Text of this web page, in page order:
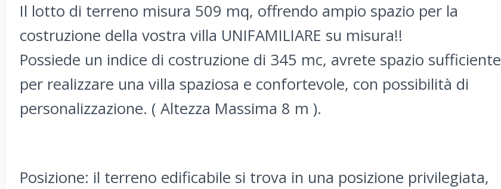
Il lotto di terreno misura 509 mq, offrendo ampio spazio per la
costruzione della vostra villa UNIFAMILIARE su misura!!
Possiede un indice di costruzione di 345 mc, avrete spazio sufficiente
per realizzare una villa spaziosa e confortevole, con possibilità di
personalizzazione. ( Altezza Massima 8 m ).
Posizione: il terreno edificabile si trova in una posizione privilegiata,